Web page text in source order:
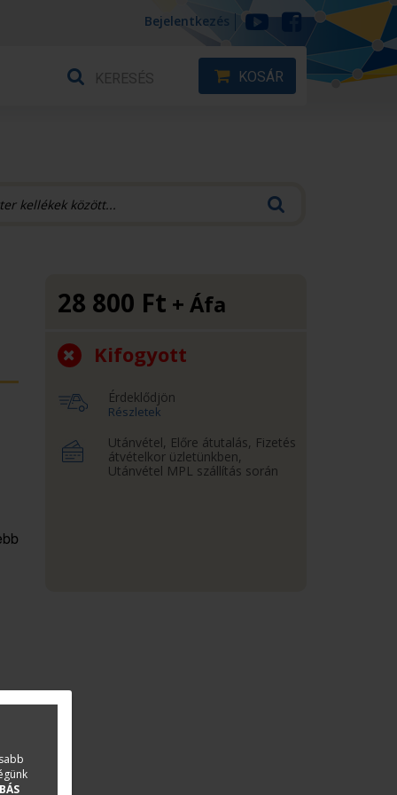
Bejelentkezés
KOSÁR
28 800 Ft + Áfa
Kifogyott
Érdeklődjön
Részletek
Utánvétel, Előre átutalás, Fizetés
átvételkor üzletünkben,
Utánvétel MPL szállítás során